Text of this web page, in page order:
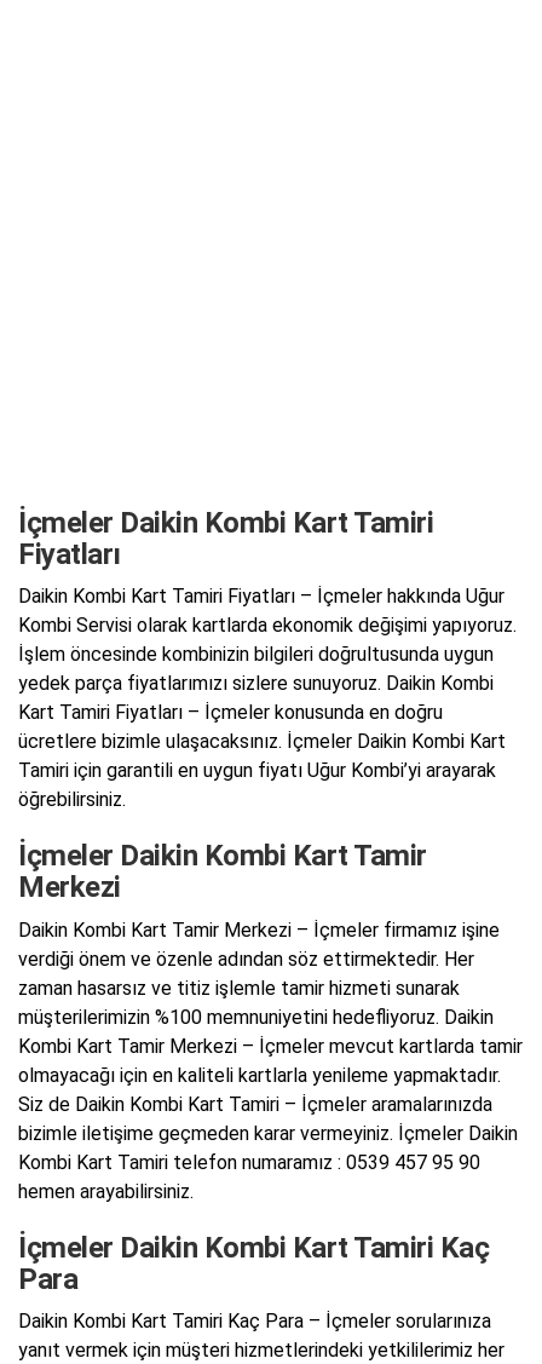
İçmeler Daikin Kombi Kart Tamiri
Fiyatları
Daikin Kombi Kart Tamiri Fiyatları – İçmeler hakkında Uğur
Kombi Servisi olarak kartlarda ekonomik değişimi yapıyoruz.
İşlem öncesinde kombinizin bilgileri doğrultusunda uygun
yedek parça fiyatlarımızı sizlere sunuyoruz. Daikin Kombi
Kart Tamiri Fiyatları – İçmeler konusunda en doğru
ücretlere bizimle ulaşacaksınız. İçmeler Daikin Kombi Kart
Tamiri için garantili en uygun fiyatı Uğur Kombi’yi arayarak
öğrebilirsiniz.
İçmeler Daikin Kombi Kart Tamir
Merkezi
Daikin Kombi Kart Tamir Merkezi – İçmeler firmamız işine
verdiği önem ve özenle adından söz ettirmektedir. Her
zaman hasarsız ve titiz işlemle tamir hizmeti sunarak
müşterilerimizin %100 memnuniyetini hedefliyoruz. Daikin
Kombi Kart Tamir Merkezi – İçmeler mevcut kartlarda tamir
olmayacağı için en kaliteli kartlarla yenileme yapmaktadır.
Siz de Daikin Kombi Kart Tamiri – İçmeler aramalarınızda
bizimle iletişime geçmeden karar vermeyiniz. İçmeler Daikin
Kombi Kart Tamiri telefon numaramız : 0539 457 95 90
hemen arayabilirsiniz.
İçmeler Daikin Kombi Kart Tamiri Kaç
Para
Daikin Kombi Kart Tamiri Kaç Para – İçmeler sorularınıza
yanıt vermek için müşteri hizmetlerindeki yetkililerimiz her